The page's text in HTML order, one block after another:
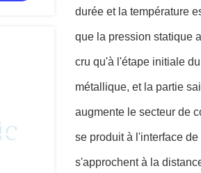
durée et la température
que la pression statique
cru qu'à l'étape initiale
métallique, et la partie
augmente le secteur de
se produit à l'interface
s'approchent à la